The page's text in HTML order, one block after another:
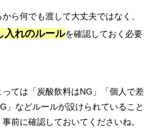
ら何でも渡して大丈夫ではなく、
入れのルールを確認しておく必要
ては「炭酸飲料はNG」「個人で差
」などルールが設けられていること
前に確認しておいてくださいね。